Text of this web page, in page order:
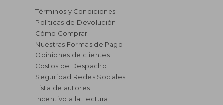
Términos y Condiciones
Políticas de Devolución
Cómo Comprar
Nuestras Formas de Pago
Opiniones de clientes
Costos de Despacho
Seguridad Redes Sociales
Lista de autores
Incentivo a la Lectura